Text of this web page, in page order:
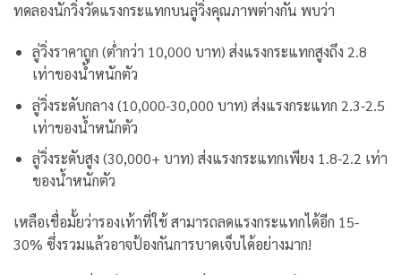
ทดลองนักวิ่งวัดแรงกระแทกบนลู่วิ่งคุณภาพต่างกัน พบว่า
ลู่วิ่งราคาถูก (ต่ำกว่า 10,000 บาท) ส่งแรงกระแทกสูงถึง 2.8
เท่าของน้ำหนักตัว
ลู่วิ่งระดับกลาง (10,000-30,000 บาท) ส่งแรงกระแทก 2.3-2.5
เท่าของน้ำหนักตัว
ลู่วิ่งระดับสูง (30,000+ บาท) ส่งแรงกระแทกเพียง 1.8-2.2 เท่า
ของน้ำหนักตัว
เหลือเชื่อมั้ยว่ารองเท้าที่ใช้ สามารถลดแรงกระแทกได้อีก 15-
30% ซึ่งรวมแล้วอาจป้องกันการบาดเจ็บได้อย่างมาก!